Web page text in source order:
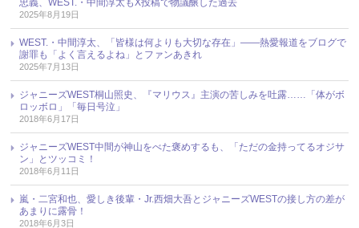
忠義、WEST.・中間淳太もX投稿で物議醸した過去
2025年8月19日
WEST.・中間淳太、「皆様は何よりも大切な存在」――熱愛報道をブログで
謝罪も「よく言えるよね」とファンあきれ
2025年7月13日
ジャニーズWEST桐山照史、『マリウス』主演の苦しみを吐露……「体がボ
ロッボロ」「毎日号泣」
2018年6月17日
ジャニーズWEST中間が神山をべた褒めするも、「ただの金持ってるオジサ
ン」とツッコミ！
2018年6月11日
嵐・二宮和也、愛しき後輩・Jr.西畑大吾とジャニーズWESTの接し方の差が
あまりに露骨！
2018年6月3日